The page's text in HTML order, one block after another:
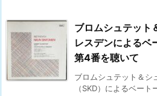
ブロムシュテット
レスデンによるベ
第4番を聴いて
ブロムシュテット＆シ
（SKD）によるベー